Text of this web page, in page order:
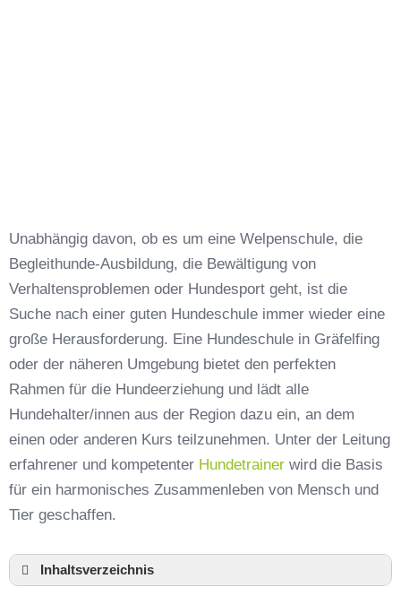
Unabhängig davon, ob es um eine Welpenschule, die
Begleithunde-Ausbildung, die Bewältigung von
Verhaltensproblemen oder Hundesport geht, ist die
Suche nach einer guten Hundeschule immer wieder eine
große Herausforderung. Eine Hundeschule in Gräfelfing
oder der näheren Umgebung bietet den perfekten
Rahmen für die Hundeerziehung und lädt alle
Hundehalter/innen aus der Region dazu ein, an dem
einen oder anderen Kurs teilzunehmen. Unter der Leitung
erfahrener und kompetenter Hundetrainer wird die Basis
für ein harmonisches Zusammenleben von Mensch und
Tier geschaffen.
Inhaltsverzeichnis